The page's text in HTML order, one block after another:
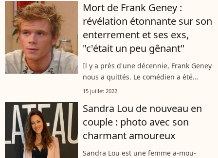
après la diffusion de l'émission....
Mort de Frank Geney :
révélation étonnante sur son
enterrement et ses exs,
"c'était un peu gênant"
Il y a près d'une décennie, Frank Geney
nous a quittés. Le comédien a été
enterré une semaine après son décès
l'une de ses camarades de la série...
15 juillet 2022
Sandra Lou de nouveau en
couple : photo avec son
charmant amoureux
Sandra Lou est une femme a-mou-